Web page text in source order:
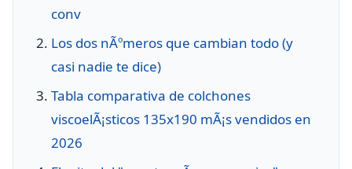
conv
Los dos nÃºmeros que cambian todo (y
casi nadie te dice)
Tabla comparativa de colchones
viscoelÃ¡sticos 135x190 mÃ¡s vendidos en
2026